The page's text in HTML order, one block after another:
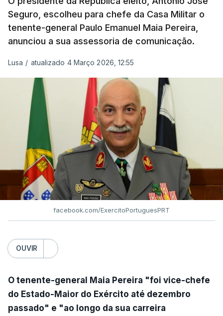
Seguro, escolheu para chefe da Casa Militar o
tenente-general Paulo Emanuel Maia Pereira,
anunciou a sua assessoria de comunicação.
Lusa / atualizado 4 Março 2026, 12:55
facebook.com/ExercitoPortuguesPRT
OUVIR
O tenente-general Maia Pereira "foi vice-chefe
do Estado-Maior do Exército até dezembro
passado" e "ao longo da sua carreira